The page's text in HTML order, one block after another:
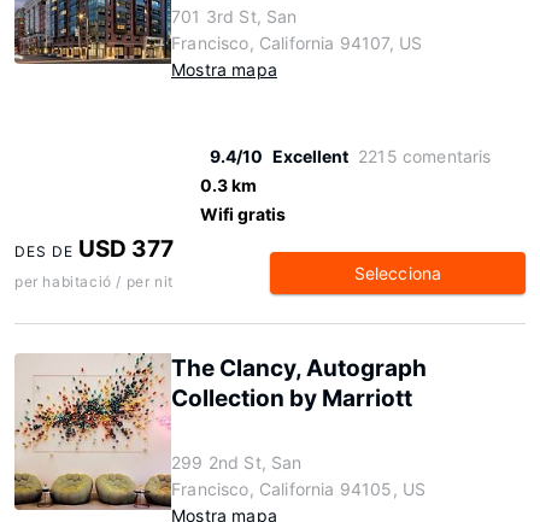
701 3rd St, San
Francisco, California 94107, US
Mostra mapa
9.4/10 Excellent 2215 comentaris
0.3 km
Wifi gratis
DES DE USD 377
per habitació / per nit Selecciona
The Clancy, Autograph
Collection by Marriott
299 2nd St, San
Francisco, California 94105, US
Mostra mapa